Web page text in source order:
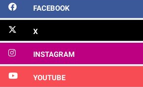
FACEBOOK
X
INSTAGRAM
YOUTUBE